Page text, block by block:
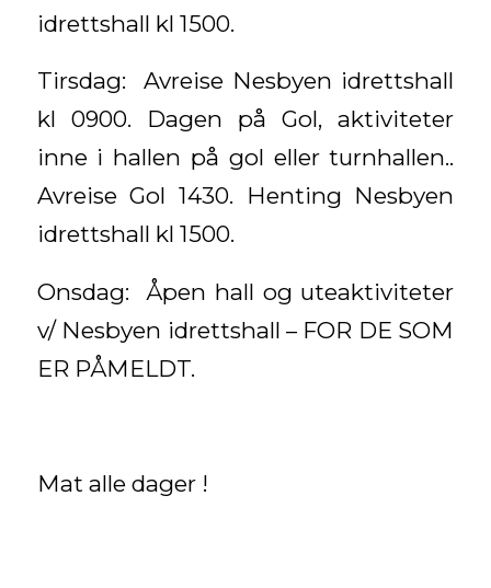
idrettshall kl 1500.
Tirsdag: Avreise Nesbyen idrettshall
kl 0900. Dagen på Gol, aktiviteter
inne i hallen på gol eller turnhallen..
Avreise Gol 1430. Henting Nesbyen
idrettshall kl 1500.
Onsdag: Åpen hall og uteaktiviteter
v/ Nesbyen idrettshall – FOR DE SOM
ER PÅMELDT.
Mat alle dager !